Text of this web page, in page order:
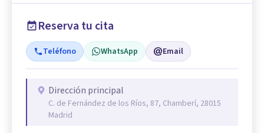
Reserva tu cita
Teléfono WhatsApp Email
Dirección principal
C. de Fernández de los Ríos, 87, Chamberí, 28015
Madrid